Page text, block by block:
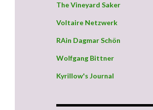
The Vineyard Saker
Voltaire Netzwerk
RAin Dagmar Schön
Wolfgang Bittner
Kyrillow's Journal